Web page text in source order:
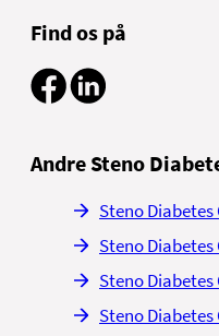
Find os på
Andre Steno
Steno
Steno Diabetes
Steno
Steno